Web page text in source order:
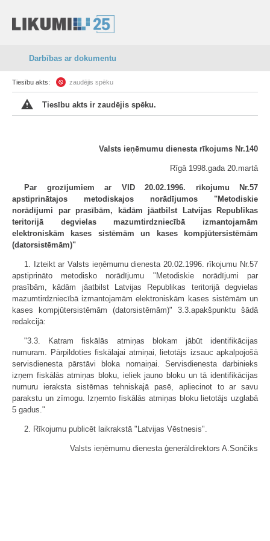
Darbības ar dokumentu
Tiesību akts: zaudējis spēku
Tiesību akts ir zaudējis spēku.
Valsts ieņēmumu dienesta rīkojums Nr.140
Rīgā 1998.gada 20.martā
Par grozījumiem ar VID 20.02.1996. rīkojumu Nr.57
apstiprinātajos metodiskajos norādījumos "Metodiskie
norādījumi par prasībām, kādām jāatbilst Latvijas Republikas
teritorijā degvielas mazumtirdzniecībā izmantojamām
elektroniskām kases sistēmām un kases kompjūtersistēmām
(datorsistēmām)"
1. Izteikt ar Valsts ieņēmumu dienesta 20.02.1996. rīkojumu Nr.57
apstiprināto metodisko norādījumu "Metodiskie norādījumi par
prasībām, kādām jāatbilst Latvijas Republikas teritorijā degvielas
mazumtirdzniecībā izmantojamām elektroniskām kases sistēmām un
kases kompjūtersistēmām (datorsistēmām)" 3.3.apakšpunktu šādā
redakcijā:
"3.3. Katram fiskālās atmiņas blokam jābūt identifikācijas
numuram. Pārpildoties fiskālajai atmiņai, lietotājs izsauc apkalpojošā
servisdienesta pārstāvi bloka nomaiņai. Servisdienesta darbinieks
izņem fiskālās atmiņas bloku, ieliek jauno bloku un tā identifikācijas
numuru ieraksta sistēmas tehniskajā pasē, apliecinot to ar savu
parakstu un zīmogu. Izņemto fiskālās atmiņas bloku lietotājs uzglabā
5 gadus."
2. Rīkojumu publicēt laikrakstā "Latvijas Vēstnesis".
Valsts ieņēmumu dienesta ģenerāldirektors A.Sončiks